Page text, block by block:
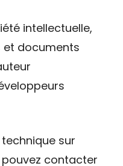
intellectuelle,
documents
sur
pouvez contacter